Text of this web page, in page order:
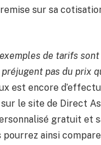
remise sur sa
de tarifs sont
pas du prix
est encore
le site de Direct
gratuit et
pourrez ainsi